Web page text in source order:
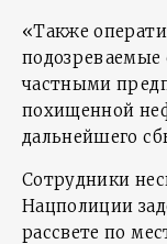
«Также
подозреваемые
частными
похищенной
дальнейшего
Сотрудники
Нацполиции
рассвете по